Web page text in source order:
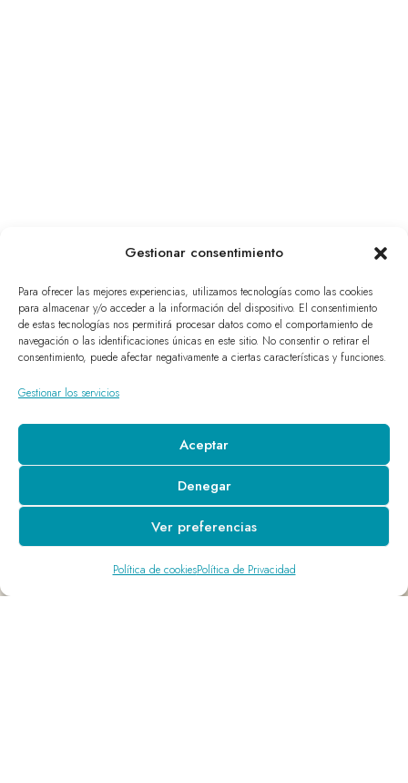
Gestionar consentimiento
Para ofrecer las mejores experiencias, utilizamos tecnologías como las cookies
para almacenar y/o acceder a la información del dispositivo. El consentimiento
de estas tecnologías nos permitirá procesar datos como el comportamiento de
navegación o las identificaciones únicas en este sitio. No consentir o retirar el
consentimiento, puede afectar negativamente a ciertas características y funciones.
Gestionar los servicios
Aceptar
Denegar
Ver preferencias
Política de cookiesPolítica de Privacidad